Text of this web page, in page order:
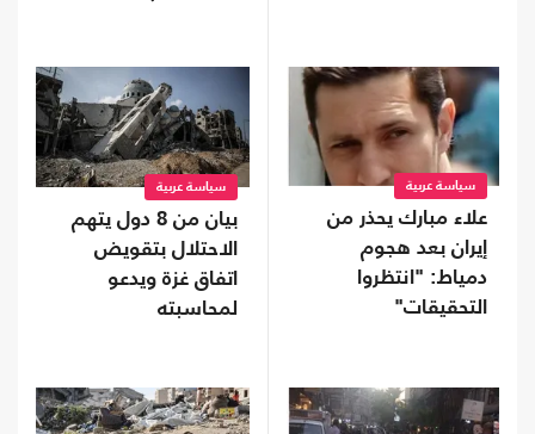
سياسة عربية
علاء مبارك يحذر من
إيران بعد هجوم
دمياط: "انتظروا
التحقيقات"
سياسة عربية
بيان من 8 دول يتهم
الاحتلال بتقويض
اتفاق غزة ويدعو
لمحاسبته